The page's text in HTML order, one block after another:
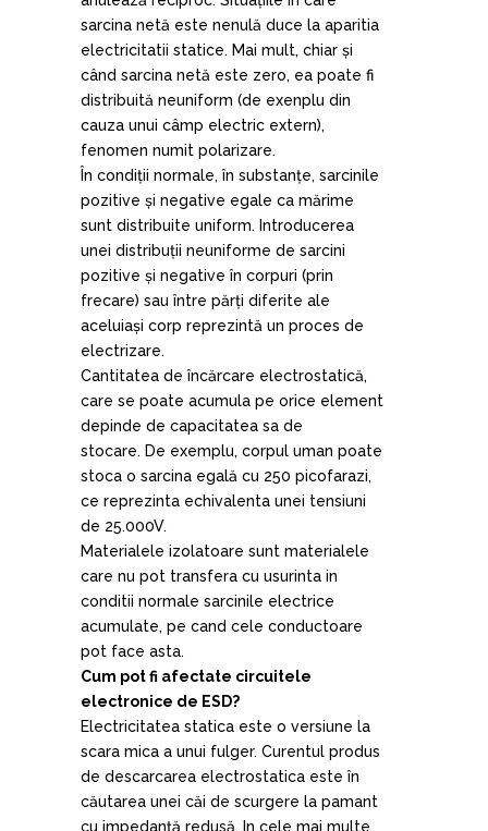
sarcina netă este nenulă duce la aparitia
electricitatii statice. Mai mult, chiar și
când sarcina netă este zero, ea poate fi
distribuită neuniform (de exenplu din
cauza unui câmp electric extern),
fenomen numit polarizare.
În condiții normale, în substanțe, sarcinile
pozitive și negative egale ca mărime
sunt distribuite uniform. Introducerea
unei distribuții neuniforme de sarcini
pozitive și negative în corpuri (prin
frecare) sau între părți diferite ale
aceluiași corp reprezintă un proces de
electrizare.
Cantitatea de încărcare electrostatică,
care se poate acumula pe orice element
depinde de capacitatea sa de
stocare. De exemplu, corpul uman poate
stoca o sarcina egală cu 250 picofarazi,
ce reprezinta echivalenta unei tensiuni
de 25.000V.
Materialele izolatoare sunt materialele
care nu pot transfera cu usurinta in
conditii normale sarcinile electrice
acumulate, pe cand cele conductoare
pot face asta.
Cum pot fi afectate circuitele
electronice de ESD?
Electricitatea statica este o versiune la
scara mica a unui fulger. Curentul produs
de descarcarea electrostatica este în
căutarea unei căi de scurgere la pamant
cu impedanță redusă. In cele mai multe